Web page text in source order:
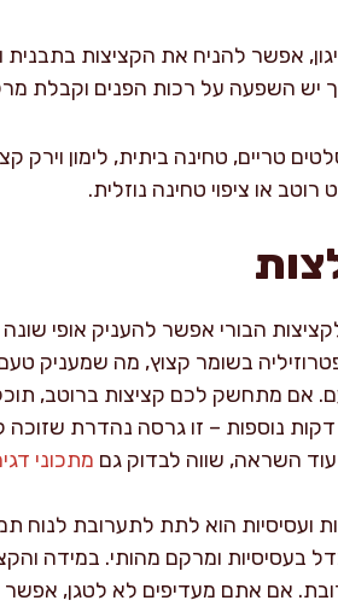
יש השפעה על רכות הפנים וקבלת
טריים, טחינה ביתית, לימון וירק
או ציפוי טחינה נוזלית.
הבורי אפשר להעניק אופי
בשומר קצוץ, מה שמעניק
אם מתחשק לכם קציצות ברוטב,
ולתת להן להתבשל 20 דקות נוספות – זו גרסה
השראה, שווה לבדוק גם מתכוני
ועסיסיות הוא לתת לתערובת
בעסיסיות ומרקם מהותי. במידה
אם אתם מעדיפים לא לטגן, אפשר